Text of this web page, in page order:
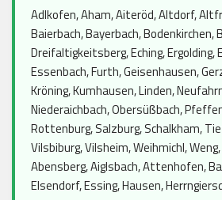
Adlkofen, Aham, Aiteröd, Altdorf,
Baierbach, Bayerbach, Bodenkirchen,
Dreifaltigkeitsberg, Eching, Ergolding,
Essenbach, Furth, Geisenhausen,
Kröning, Kumhausen, Linden,
Niederaichbach, Obersüßbach,
Rottenburg, Salzburg, Schalkham,
Vilsbiburg, Vilsheim, Weihmichl,
Abensberg, Aiglsbach, Attenhofen,
Elsendorf, Essing, Hausen,